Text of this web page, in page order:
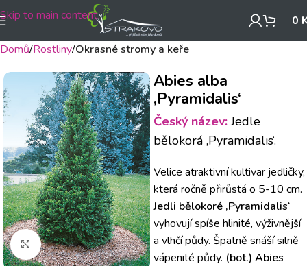
Skip to main content 0
Domů Rostliny Okrasné stromy a keře
Klikněte pro zvětšení
Abies alba
‚Pyramidalis‘
Český název:Jedle
bělokorá ‚Pyramidalis‘.
Velice atraktivní kultivar jedličky,
která ročně přirůstá o 5-10 cm.
Jedli bělokoré ‚Pyramidalis‘
vyhovují spíše hlinité, výživnější
a vlhčí půdy. Špatně snáší silně
vápenité půdy. (bot.) Abies